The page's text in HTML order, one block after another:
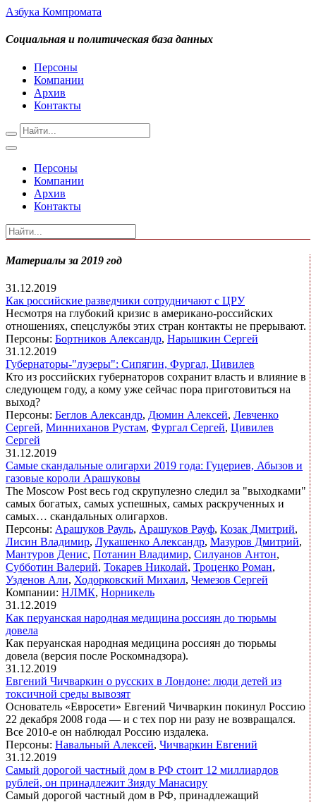
Азбука Компромата
Социальная и политическая база данных
Персоны
Компании
Архив
Контакты
Персоны
Компании
Архив
Контакты
Материалы за 2019 год
31.12.2019
Как российские разведчики сотрудничают с ЦРУ
Несмотря на глубокий кризис в американо-российских
отношениях, спецслужбы этих стран контакты не прерывают.
Персоны: Бортников Александр, Нарышкин Сергей
31.12.2019
Губернаторы-"лузеры": Сипягин, Фургал, Цивилев
Кто из российских губернаторов сохранит власть и влияние в
следующем году, а кому уже сейчас пора приготовиться на
выход?
Персоны: Беглов Александр, Дюмин Алексей, Левченко
Сергей, Минниханов Рустам, Фургал Сергей, Цивилев
Сергей
31.12.2019
Самые скандальные олигархи 2019 года: Гуцериев, Абызов и
газовые короли Арашуковы
The Moscow Post весь год скрупулезно следил за "выходками"
самых богатых, самых успешных, самых раскрученных и
самых… скандальных олигархов.
Персоны: Арашуков Рауль, Арашуков Рауф, Козак Дмитрий,
Лисин Владимир, Лукашенко Александр, Мазуров Дмитрий,
Мантуров Денис, Потанин Владимир, Силуанов Антон,
Субботин Валерий, Токарев Николай, Троценко Роман,
Узденов Али, Ходорковский Михаил, Чемезов Сергей
Компании: НЛМК, Норникель
31.12.2019
Как перуанская народная медицина россиян до тюрьмы
довела
Как перуанская народная медицина россиян до тюрьмы
довела (версия после Роскомнадзора).
31.12.2019
Евгений Чичваркин о русских в Лондоне: люди детей из
токсичной среды вывозят
Основатель «Евросети» Евгений Чичваркин покинул Россию
22 декабря 2008 года — и с тех пор ни разу не возвращался.
Все 2010-е он наблюдал Россию издалека.
Персоны: Навальный Алексей, Чичваркин Евгений
31.12.2019
Самый дорогой частный дом в РФ стоит 12 миллиардов
рублей, он принадлежит Зияду Манасиру
Самый дорогой частный дом в РФ, принадлежащий